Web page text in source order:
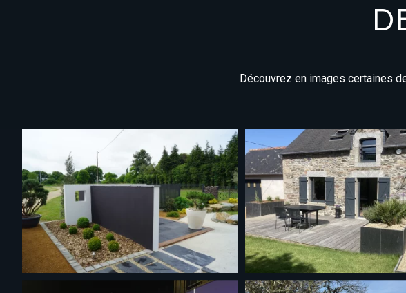
Découvrez en images certaines